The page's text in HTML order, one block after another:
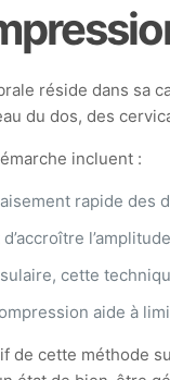
réside dans
du dos, des
incluent :
rapide des
cette
aide à
de cette méthode